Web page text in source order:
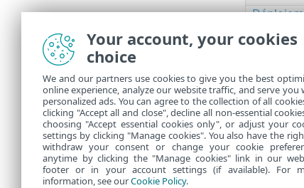
outils
ESET
Your account, your cookies
choice
We and our partners use cookies to give you the best
online experience, analyze our website traffic, and serve you
personalized ads. You can agree to the collection of all
clicking "Accept all and close", decline all non-essential
choosing "Accept essential cookies only", or adjust your
settings by clicking "Manage cookies". You also have the
withdraw your consent or change your cookie
anytime by clicking the "Manage cookies" link in our
footer or in your account settings (if available). For
information, see ourCookie Policy.